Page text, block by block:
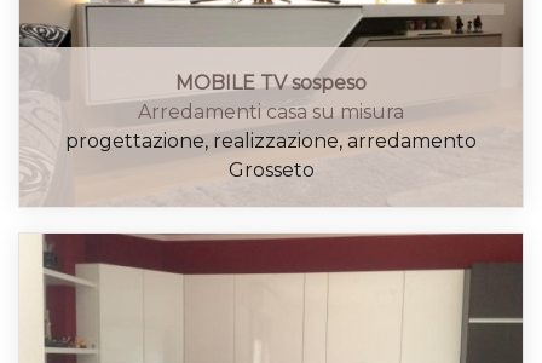
MOBILE TV sospeso
Arredamenti casa su misura
progettazione, realizzazione, arredamento
Grosseto